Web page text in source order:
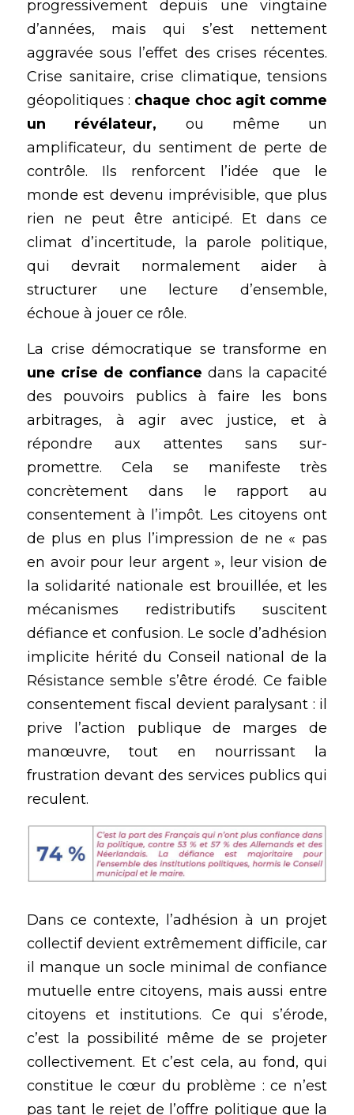
progressivement depuis une vingtaine
d’années, mais qui s’est nettement
aggravée sous l’effet des crises récentes.
Crise sanitaire, crise climatique, tensions
géopolitiques : chaque choc agit comme
un révélateur, ou même un
amplificateur, du sentiment de perte de
contrôle. Ils renforcent l’idée que le
monde est devenu imprévisible, que plus
rien ne peut être anticipé. Et dans ce
climat d’incertitude, la parole politique,
qui devrait normalement aider à
structurer une lecture d’ensemble,
échoue à jouer ce rôle.
une crise de confiance dans la capacité
des pouvoirs publics à faire les bons
arbitrages, à agir avec justice, et à
répondre aux attentes sans sur-
promettre. Cela se manifeste très
concrètement dans le rapport au
consentement à l’impôt. Les citoyens ont
de plus en plus l’impression de ne « pas
en avoir pour leur argent », leur vision de
la solidarité nationale est brouillée, et les
mécanismes redistributifs suscitent
défiance et confusion. Le socle d’adhésion
implicite hérité du Conseil national de la
Résistance semble s’être érodé. Ce faible
consentement fiscal devient paralysant : il
prive l’action publique de marges de
manœuvre, tout en nourrissant la
frustration devant des services publics qui
reculent.
Dans ce contexte, l’adhésion à un projet
collectif devient extrêmement difficile, car
il manque un socle minimal de confiance
mutuelle entre citoyens, mais aussi entre
citoyens et institutions. Ce qui s’érode,
c’est la possibilité même de se projeter
collectivement. Et c’est cela, au fond, qui
constitue le cœur du problème : ce n’est